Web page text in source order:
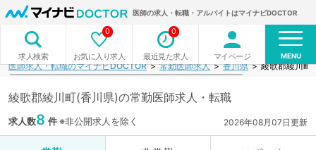
医師の求人・転職・アルバイトはマイナビDOCTOR
求人検索 お気に入り求人
0
最近見た求人
0
マイページ MENU
医師求人・転職のマイナビDOCTOR 常勤医師求人 香川県 綾歌郡綾川町
綾歌郡綾川町(香川県)の常勤医師求人・転職
求人数8 件※非公開求人を除く 2026年08月07日更新